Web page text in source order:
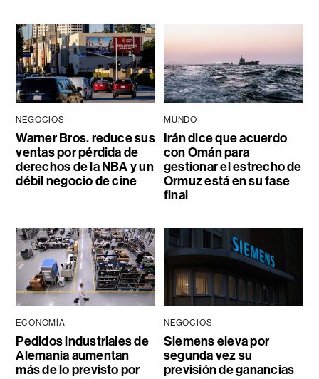
NEGOCIOS
Warner Bros. reduce sus
ventas por pérdida de
derechos de la NBA y un
débil negocio de cine
MUNDO
Irán dice que acuerdo
con Omán para
gestionar el estrecho de
Ormuz está en su fase
final
ECONOMÍA
Pedidos industriales de
Alemania aumentan
más de lo previsto por
NEGOCIOS
Siemens eleva por
segunda vez su
previsión de ganancias